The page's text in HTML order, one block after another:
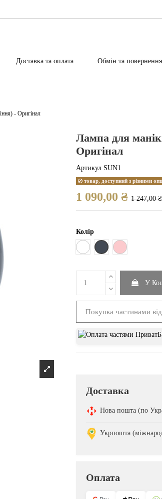
Доставка та оплата Обмін та повернення
- Оригінал
Лампа для
Оригінал
Артикул SUN1
товар, доступний з різними
1 090,00 ₴ 1 247,00 ₴
Колір
Білий
Чорний Рожевий
У
Покупка частинами від
Доставка
Нова пошта (по
Укрпошта
Оплата